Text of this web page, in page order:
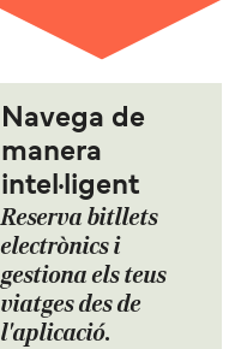
Navega de
manera
intel·ligent
Reserva bitllets
electrònics i
gestiona els teus
viatges des de
l'aplicació.